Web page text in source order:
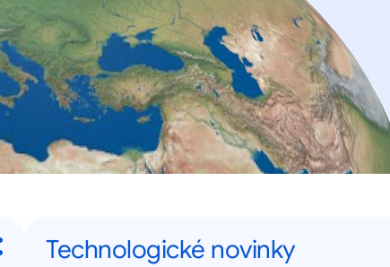
Technologické novinky